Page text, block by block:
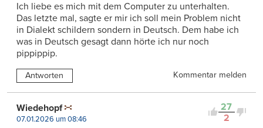
Ich liebe es mich mit dem Computer zu unterhalten.
Das letzte mal, sagte er mir ich soll mein Problem nicht
in Dialekt schildern sondern in Deutsch. Dem habe ich
was in Deutsch gesagt dann hörte ich nur noch
pippippip.
Antworten Kommentar melden
27
2
Wiedehopf
07.01.2026 um 08:46